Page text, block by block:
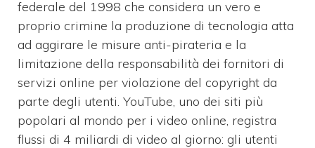
federale del 1998 che considera un vero e
proprio crimine la produzione di tecnologia atta
ad aggirare le misure anti-pirateria e la
limitazione della responsabilità dei fornitori di
servizi online per violazione del copyright da
parte degli utenti. YouTube, uno dei siti più
popolari al mondo per i video online, registra
flussi di 4 miliardi di video al giorno: gli utenti